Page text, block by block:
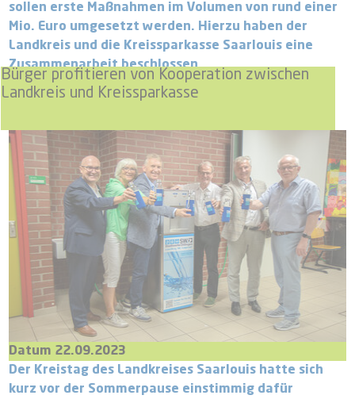
Bürger profitieren von Kooperation zwischen
Landkreis und Kreissparkasse
sollen erste Maßnahmen im Volumen von rund einer
Mio. Euro umgesetzt werden. Hierzu haben der
Landkreis und die Kreissparkasse Saarlouis eine
Zusammenarbeit beschlossen
Datum 22.09.2023
Der Kreistag des Landkreises Saarlouis hatte sich
kurz vor der Sommerpause einstimmig dafür